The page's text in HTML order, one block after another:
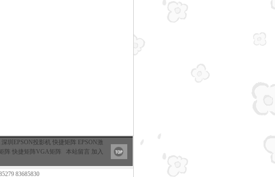
深圳EPSON投影机 快捷矩阵 EPSON激
阵 快捷矩阵VGA矩阵 本站留言 加入
83685830